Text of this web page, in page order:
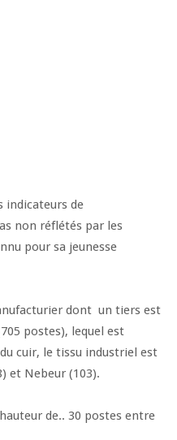
indicateurs de
non réflétés par les
pour sa jeunesse
dont un tiers est
postes), lequel est
cuir, le tissu industriel est
et Nebeur (103).
de.. 30 postes entre